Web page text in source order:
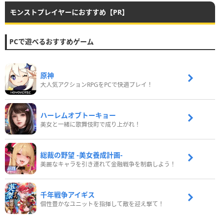
モンストプレイヤーにおすすめ【PR】
PCで遊べるおすすめゲーム
原神
大人気アクションRPGをPCで快適プレイ！
ハーレムオブトーキョー
美女と一緒に歌舞伎町で成り上がれ！
総裁の野望 -美女養成計画-
美麗なキャラを引き連れて金融戦争を制覇しよう！
千年戦争アイギス
個性豊かなユニットを指揮して敵を迎え撃て！